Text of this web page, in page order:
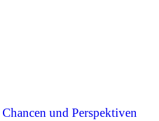
und Perspektiven